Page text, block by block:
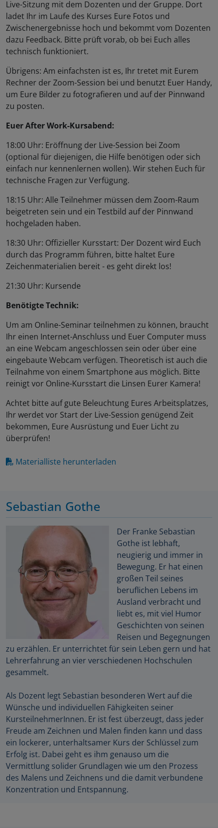
Live-Sitzung mit dem Dozenten und der Gruppe. Dort
ladet Ihr im Laufe des Kurses Eure Fotos und
Zwischenergebnisse hoch und bekommt vom Dozenten
dazu Feedback. Bitte prüft vorab, ob bei Euch alles
technisch funktioniert.
Übrigens: Am einfachsten ist es, Ihr tretet mit Eurem
Rechner der Zoom-Session bei und benutzt Euer Handy,
um Eure Bilder zu fotografieren und auf der Pinnwand
zu posten.
Euer After Work-Kursabend:
18:00 Uhr: Eröffnung der Live-Session bei Zoom
(optional für diejenigen, die Hilfe benötigen oder sich
einfach nur kennenlernen wollen). Wir stehen Euch für
technische Fragen zur Verfügung.
18:15 Uhr: Alle Teilnehmer müssen dem Zoom-Raum
beigetreten sein und ein Testbild auf der Pinnwand
hochgeladen haben.
18:30 Uhr: Offizieller Kursstart: Der Dozent wird Euch
durch das Programm führen, bitte haltet Eure
Zeichenmaterialien bereit - es geht direkt los!
21:30 Uhr: Kursende
Benötigte Technik:
Um am Online-Seminar teilnehmen zu können, braucht
Ihr einen Internet-Anschluss und Euer Computer muss
an eine Webcam angeschlossen sein oder über eine
eingebaute Webcam verfügen. Theoretisch ist auch die
Teilnahme von einem Smartphone aus möglich. Bitte
reinigt vor Online-Kursstart die Linsen Eurer Kamera!
Achtet bitte auf gute Beleuchtung Eures Arbeitsplatzes,
Ihr werdet vor Start der Live-Session genügend Zeit
bekommen, Eure Ausrüstung und Euer Licht zu
überprüfen!
Materialliste herunterladen
Sebastian Gothe
Der Franke Sebastian
Gothe ist lebhaft,
neugierig und immer in
Bewegung. Er hat einen
großen Teil seines
beruflichen Lebens im
Ausland verbracht und
liebt es, mit viel Humor
Geschichten von seinen
Reisen und Begegnungen
zu erzählen. Er unterrichtet für sein Leben gern und hat
Lehrerfahrung an vier verschiedenen Hochschulen
gesammelt.
Als Dozent legt Sebastian besonderen Wert auf die
Wünsche und individuellen Fähigkeiten seiner
KursteilnehmerInnen. Er ist fest überzeugt, dass jeder
Freude am Zeichnen und Malen finden kann und dass
ein lockerer, unterhaltsamer Kurs der Schlüssel zum
Erfolg ist. Dabei geht es ihm genauso um die
Vermittlung solider Grundlagen wie um den Prozess
des Malens und Zeichnens und die damit verbundene
Konzentration und Entspannung.